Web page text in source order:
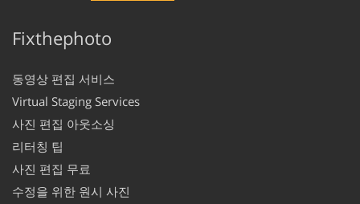
Fixthephoto
동영상 편집 서비스
Virtual Staging Services
사진 편집 아웃소싱
리터칭 팁
사진 편집 무료
수정을 위한 원시 사진